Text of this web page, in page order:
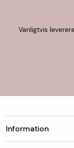
Vanligtvis
Information